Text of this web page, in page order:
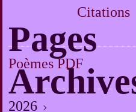
Citations
Pages
Poèmes PDF
2026